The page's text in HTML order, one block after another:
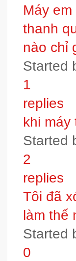
Máy
thanh
nào chỉ
Started
1
replies
khi máy
Started
2
replies
Tôi đã
làm thế
Started
0